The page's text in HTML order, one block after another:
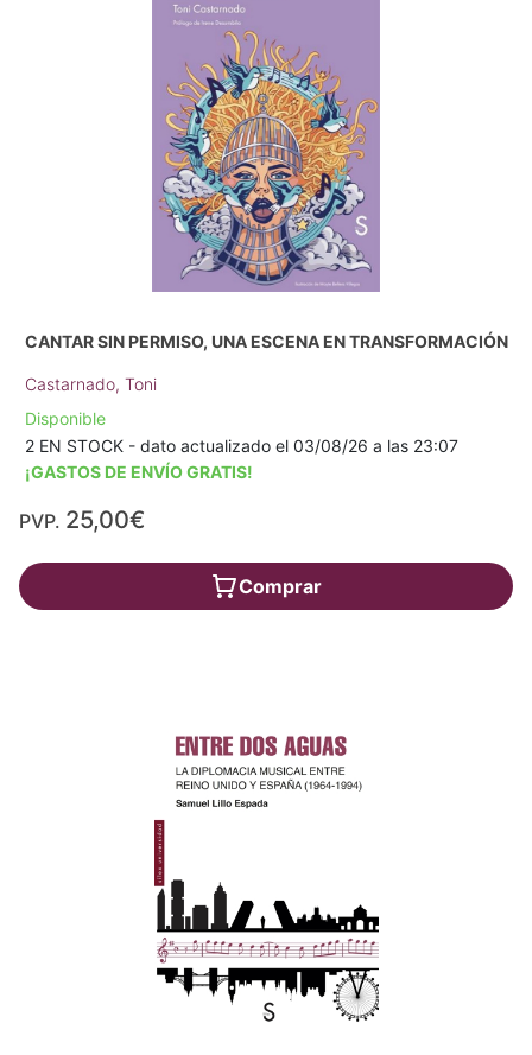
CANTAR SIN PERMISO, UNA ESCENA EN TRANSFORMACIÓN
Castarnado, Toni
Disponible
2 EN STOCK - dato actualizado el 03/08/26 a las 23:07
¡GASTOS DE ENVÍO GRATIS!
PVP. 25,00€
Comprar